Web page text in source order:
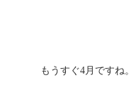
もうすぐ4月ですね。